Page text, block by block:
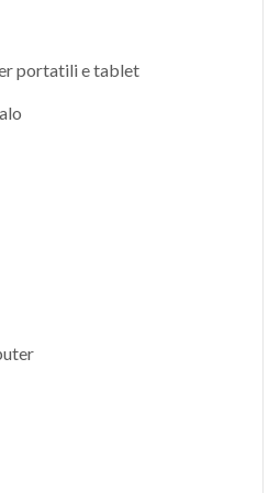
portatili e tablet